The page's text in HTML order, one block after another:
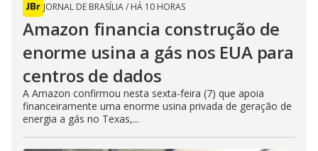
JORNAL DE BRASÍLIA/ HÁ 10 HORAS
Amazon financia construção de
enorme usina a gás nos EUA para
centros de dados
A Amazon confirmou nesta sexta-feira (7) que apoia
financeiramente uma enorme usina privada de geração de
energia a gás no Texas,...